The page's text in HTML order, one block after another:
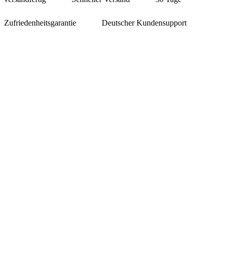
Zufriedenheitsgarantie Deutscher Kundensupport